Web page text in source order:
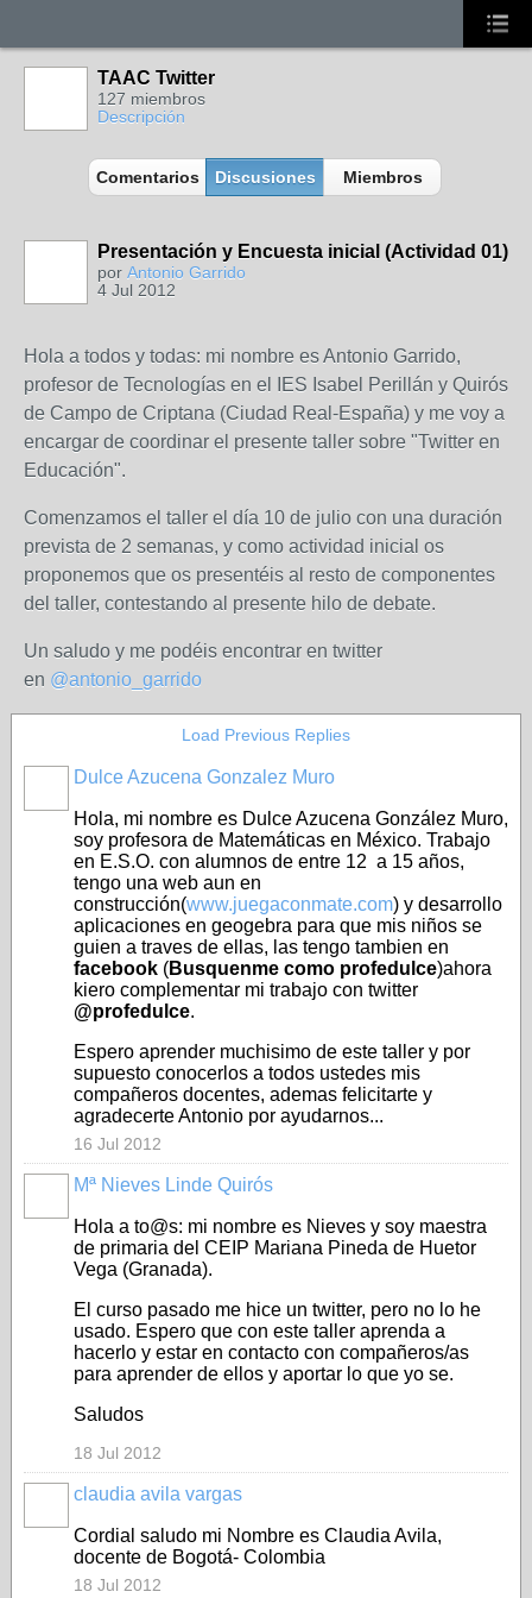
TAAC Twitter
127 miembros
Descripción
Comentarios Discusiones Miembros
Presentación y Encuesta inicial (Actividad 01)
por Antonio Garrido
4 Jul 2012
Hola a todos y todas: mi nombre es Antonio Garrido,
profesor de Tecnologías en el IES Isabel Perillán y Quirós
de Campo de Criptana (Ciudad Real-España) y me voy a
encargar de coordinar el presente taller sobre "Twitter en
Educación".
Comenzamos el taller el día 10 de julio con una duración
prevista de 2 semanas, y como actividad inicial os
proponemos que os presentéis al resto de componentes
del taller, contestando al presente hilo de debate.
Un saludo y me podéis encontrar en twitter
en @antonio_garrido
Load Previous Replies
Dulce Azucena Gonzalez Muro
Hola, mi nombre es Dulce Azucena González Muro,
soy profesora de Matemáticas en México. Trabajo
en E.S.O. con alumnos de entre 12 a 15 años,
tengo una web aun en
construcción(www.juegaconmate.com) y desarrollo
aplicaciones en geogebra para que mis niños se
guien a traves de ellas, las tengo tambien en
facebook (Busquenme como profedulce)ahora
kiero complementar mi trabajo con twitter
@profedulce.
Espero aprender muchisimo de este taller y por
supuesto conocerlos a todos ustedes mis
compañeros docentes, ademas felicitarte y
agradecerte Antonio por ayudarnos...
16 Jul 2012
Mª Nieves Linde Quirós
Hola a to@s: mi nombre es Nieves y soy maestra
de primaria del CEIP Mariana Pineda de Huetor
Vega (Granada).
El curso pasado me hice un twitter, pero no lo he
usado. Espero que con este taller aprenda a
hacerlo y estar en contacto con compañeros/as
para aprender de ellos y aportar lo que yo se.
Saludos
18 Jul 2012
claudia avila vargas
Cordial saludo mi Nombre es Claudia Avila,
docente de Bogotá- Colombia
18 Jul 2012